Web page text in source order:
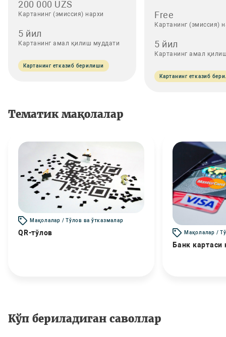
200 000 UZS
Картанинг (эмиссия) нархи
5 йил
Картанинг амал қилиш муддати
Картанинг етказиб берилиши
Free
Картанинг (эмиссия)
5 йил
Картанинг амал
Картанинг етказиб
Тематик мақолалар
Мақолалар / Тўлов ва ўтказмалар
QR-тўлов Мақолалар /
Банк картаси
Кўп бериладиган саволлар